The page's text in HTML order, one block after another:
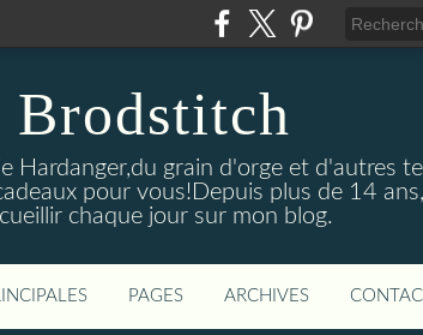
Brodstitch
Hardanger,du grain d'orge et d'autres
pour vous!Depuis plus de 14
chaque jour sur mon blog.
PAGES ARCHIVES